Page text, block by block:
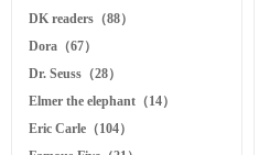
DK readers（88）
Dora（67）
Dr. Seuss（28）
Elmer the elephant（14）
Eric Carle（104）